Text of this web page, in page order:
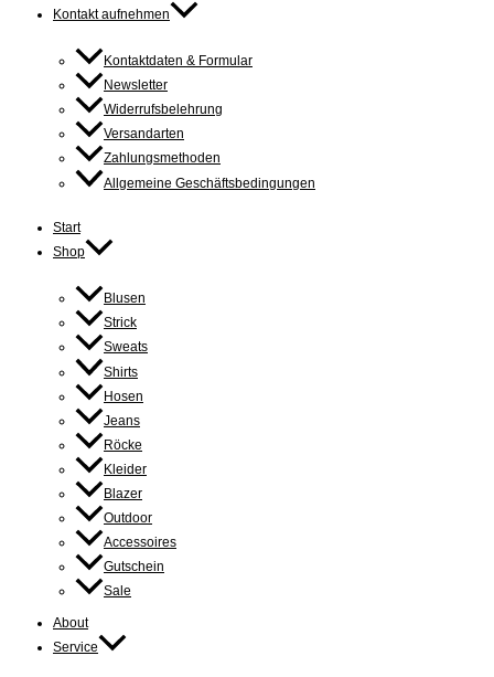
Kontakt aufnehmen
Kontaktdaten & Formular
Newsletter
Widerrufsbelehrung
Versandarten
Zahlungsmethoden
Allgemeine Geschäftsbedingungen
Start
Shop
Blusen
Strick
Sweats
Shirts
Hosen
Jeans
Röcke
Kleider
Blazer
Outdoor
Accessoires
Gutschein
Sale
About
Service